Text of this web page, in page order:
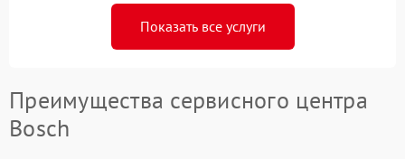
Показать все услуги
Преимущества сервисного центра
Bosch